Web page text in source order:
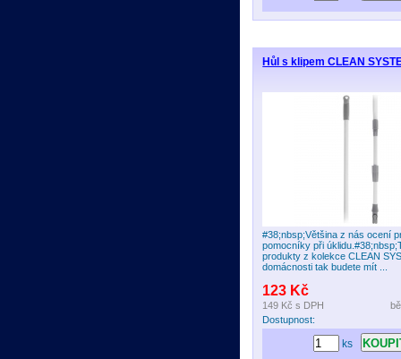
Hůl s klipem CLEAN
#38;nbsp;Většina z nás ocení
pomocníky při
produkty z kolekce CLEAN
domácnosti tak budete mít ...
123 Kč
149 Kč s DPH
Dostupnost:
ks